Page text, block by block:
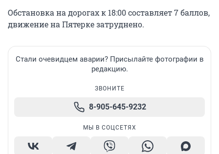
Обстановка на дорогах к 18:00 составляет 7 баллов,
движение на Пятерке затруднено.
Стали очевидцем аварии? Присылайте фотографии в
редакцию.
ЗВОНИТЕ
8-905-645-9232
МЫ В СОЦСЕТЯХ